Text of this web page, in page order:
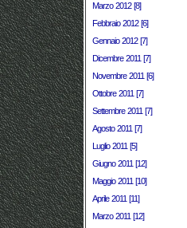
Marzo 2012 [8]
Febbraio 2012 [6]
Gennaio 2012 [7]
Dicembre 2011 [7]
Novembre 2011 [6]
Ottobre 2011 [7]
Settembre 2011 [7]
Agosto 2011 [7]
Luglio 2011 [5]
Giugno 2011 [12]
Maggio 2011 [10]
Aprile 2011 [11]
Marzo 2011 [12]